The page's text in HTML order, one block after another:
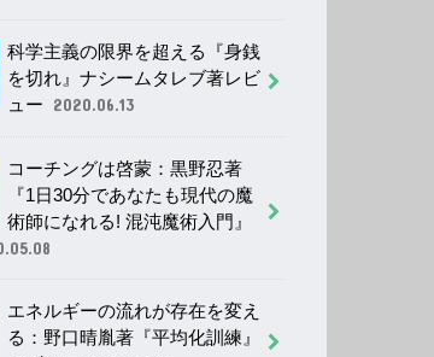
科学主義の限界を超える『身銭
を切れ』ナシームタレブ著レビ
ュー
2020.06.13
コーチングは啓蒙：黒野忍著
『1日30分であなたも現代の魔
術師になれる! 混沌魔術入門』
エネルギーの流れが存在を変え
る：野口晴胤著『平均化訓練』